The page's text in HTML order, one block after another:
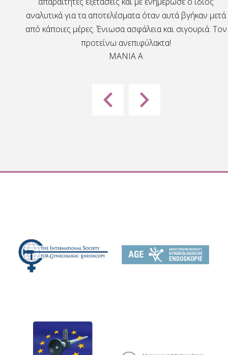
αναλυτικά για τα αποτελέσματα όταν αυτά βγήκαν μετά
από κάποιες μέρες. Ένιωσα ασφάλεια και σιγουριά. Τον
προτείνω ανεπιφύλακτα!
MANIA A